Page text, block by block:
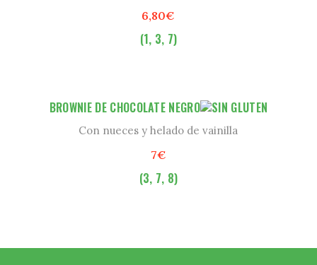
6,80€
(1, 3, 7)
BROWNIE DE CHOCOLATE NEGRO
Con nueces y helado de vainilla
7€
(3, 7, 8)